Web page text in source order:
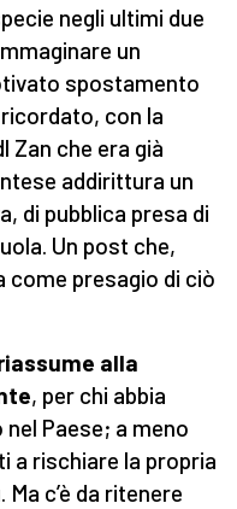
negli ultimi due
un
spostamento
con la
Zan che era già
addirittura un
di pubblica presa di
Un post che,
come presagio di ciò
alla
, per chi abbia
Paese; a meno
a rischiare la propria
c’è da ritenere